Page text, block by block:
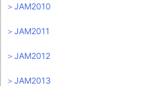
＞JAM2010
＞JAM2011
＞JAM2012
＞JAM2013